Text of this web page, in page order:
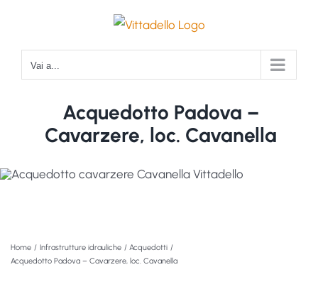
contenuto
Vai a...
Acquedotto Padova –
Cavarzere, loc. Cavanella
Home Infrastrutture idrauliche
Acquedotti
Acquedotto Padova – Cavarzere, loc. Cavanella